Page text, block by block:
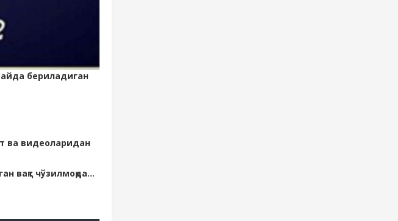
бериладиган
ва видеоларидан
вақт чўзилмоқда...